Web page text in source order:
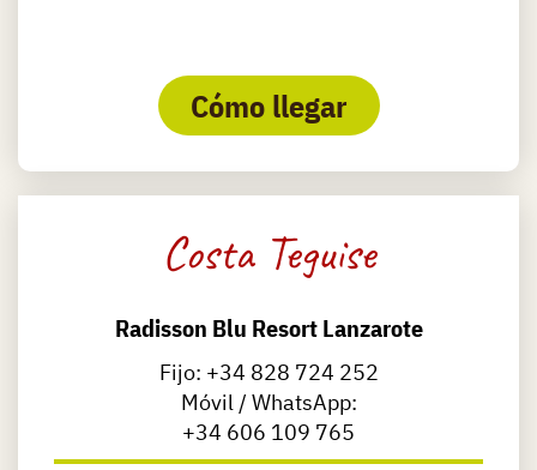
Cómo llegar
Costa Teguise
Radisson Blu Resort Lanzarote
Fijo: +34 828 724 252
Móvil / WhatsApp:
+34 606 109 765